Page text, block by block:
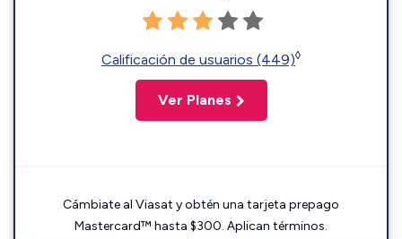
Calificación de usuarios (449)◊
Ver Planes
Cámbiate al Viasat y obtén una tarjeta prepago
Mastercard™ hasta $300. Aplican términos.